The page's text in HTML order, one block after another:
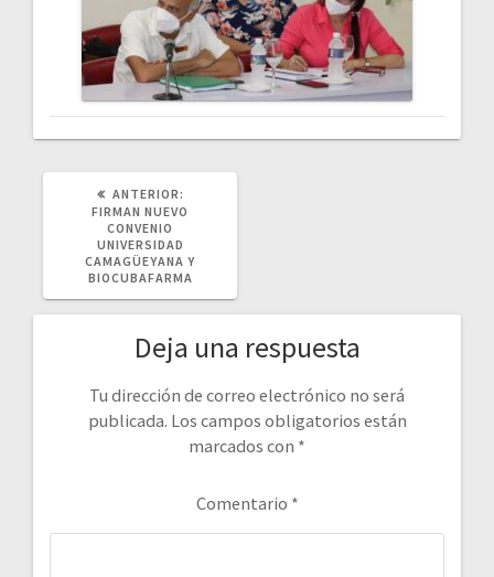
ANTERIOR:
ANTERIOR:
FIRMAN NUEVO
CONVENIO
UNIVERSIDAD
CAMAGÜEYANA Y
BIOCUBAFARMA
Deja una respuesta
Tu dirección de correo electrónico no será
publicada. Los campos obligatorios están
marcados con *
Comentario *